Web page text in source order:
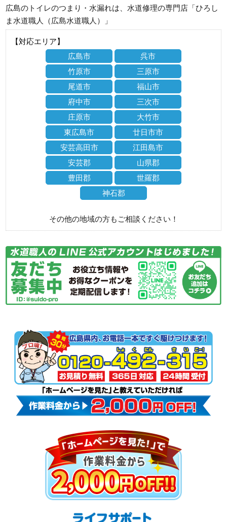
広島のトイレのつまり・水漏れは、水道修理の専門店「ひろし
ま水道職人（広島水道職人）」
【対応エリア】
広島市
呉市
竹原市
三原市
尾道市
福山市
府中市
三次市
庄原市
大竹市
東広島市
廿日市市
安芸高田市
江田島市
安芸郡
山県郡
豊田郡
世羅郡
神石郡
その他の地域の方もご相談ください！